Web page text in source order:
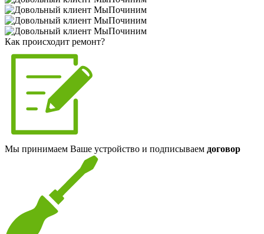
Как происходит ремонт?
Мы принимаем Ваше устройство и подписываем договор